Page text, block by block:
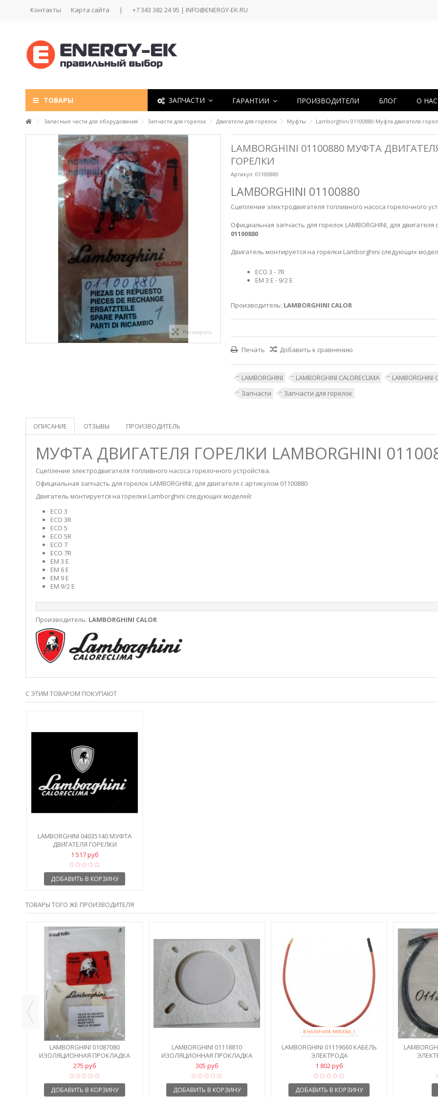
Контакты Карта сайта | +7 343 382 24 95 | INFO@ENERGY-EK.RU
ТОВАРЫ ЗАПЧАСТИ ГАРАНТИИ ПРОИЗВОДИТЕЛИ БЛОГ О
Запасные части для оборудования Запчасти для горелок Двигатели для горелок Муфты Lamborghini 01100880 Муфта двигателя
Расширить
LAMBORGHINI 01100880 МУФТА
ГОРЕЛКИ
Артикул: 01100880
LAMBORGHINI 01100880
Сцепление электродвигателя топливного насоса горелочного
Официальная запчасть для горелок LAMBORGHINI, для двигателя
01100880
Двигатель монтируется на горелки Lamborghini следующих
ECO 3 - 7R
EM 3 E - 9/2 E
Производитель: LAMBORGHINI CALOR
Печать Добавить к сравнению
LAMBORGHINI LAMBORGHINI CALORECLIMA
LAMBORGHINI
Запчасти
Запчасти для горелок
ОПИСАНИЕ ОТЗЫВЫ ПРОИЗВОДИТЕЛЬ
МУФТА ДВИГАТЕЛЯ ГОРЕЛКИ LAMBORGHINI
Сцепление электродвигателя топливного насоса горелочного устройства.
Официальная запчасть для горелок LAMBORGHINI, для двигателя с артикулом 01100880
Двигатель монтируется на горелки Lamborghini следующих моделей:
ECO 3
ECO 3R
ECO 5
ECO 5R
ECO 7
ECO 7R
EM 3 E
EM 6 E
EM 9 E
EM 9/2 E
Производитель: LAMBORGHINI CALOR
С ЭТИМ ТОВАРОМ ПОКУПАЮТ
LAMBORGHINI 04035140 МУФТА
ДВИГАТЕЛЯ ГОРЕЛКИ
1 517 руб
ДОБАВИТЬ В КОРЗИНУ
ТОВАРЫ ТОГО ЖЕ ПРОИЗВОДИТЕЛЯ
LAMBORGHINI 01087080
ИЗОЛЯЦИОННАЯ ПРОКЛАДКА
275 руб
ДОБАВИТЬ В КОРЗИНУ
LAMBORGHINI 01118810
ИЗОЛЯЦИОННАЯ ПРОКЛАДКА
305 руб
ДОБАВИТЬ В КОРЗИНУ
В НАЛИЧИИ, МОСКВА_1
LAMBORGHINI 01119660 КАБЕЛЬ
ЭЛЕКТРОДА
1 802 руб
ДОБАВИТЬ В КОРЗИНУ